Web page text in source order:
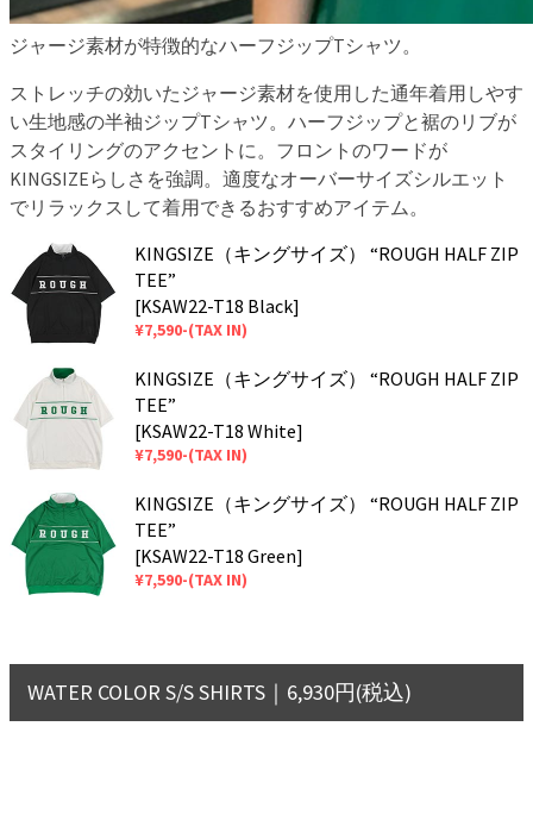
ジャージ素材が特徴的なハーフジップTシャツ。
ストレッチの効いたジャージ素材を使用した通年着用しやす
い生地感の半袖ジップTシャツ。ハーフジップと裾のリブが
スタイリングのアクセントに。フロントのワードが
KINGSIZEらしさを強調。適度なオーバーサイズシルエット
でリラックスして着用できるおすすめアイテム。
KINGSIZE（キングサイズ） “ROUGH HALF ZIP
TEE”
[KSAW22-T18 Black]
¥7,590-(TAX IN)
KINGSIZE（キングサイズ） “ROUGH HALF ZIP
TEE”
[KSAW22-T18 White]
¥7,590-(TAX IN)
KINGSIZE（キングサイズ） “ROUGH HALF ZIP
TEE”
[KSAW22-T18 Green]
¥7,590-(TAX IN)
WATER COLOR S/S SHIRTS｜6,930円(税込)